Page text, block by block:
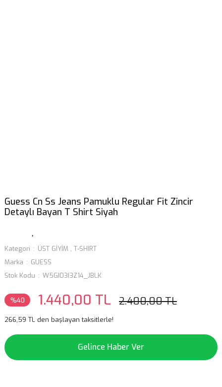
Guess Cn Ss Jeans Pamuklu Regular Fit Zincir
Detaylı Bayan T Shirt Siyah
Kategori ÜST GİYİM , T-SHIRT
Marka
GUESS
Stok Kodu
W5GI03I3Z14_JBLK
%40 1.440,00 TL 2.400,00 TL
266,59 TL den başlayan taksitlerle!
Gelince Haber Ver